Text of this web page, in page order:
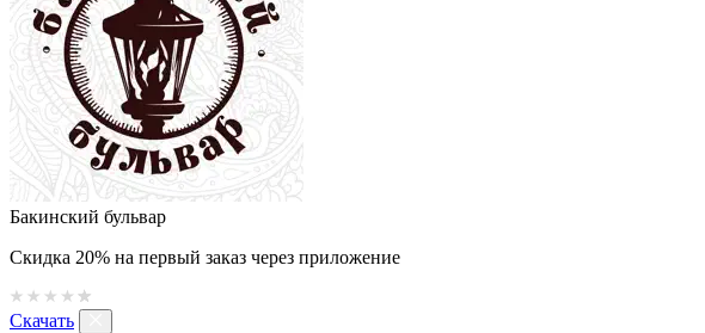
Бакинский бульвар
Скидка 20% на первый заказ через приложение
Скачать